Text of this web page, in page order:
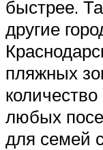
быстрее.
другие
пляжных
любых
для семей